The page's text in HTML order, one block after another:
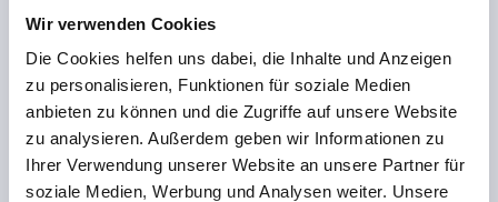
Wir verwenden Cookies
Die Cookies helfen uns dabei, die Inhalte und Anzeigen
zu personalisieren, Funktionen für soziale Medien
anbieten zu können und die Zugriffe auf unsere Website
zu analysieren. Außerdem geben wir Informationen zu
Ihrer Verwendung unserer Website an unsere Partner für
soziale Medien, Werbung und Analysen weiter. Unsere
Bestellnummer:K1060.10210005290
6,43 €
zzgl. MwSt.
zzgl. Versandkosten
DETAILS
K1060 B